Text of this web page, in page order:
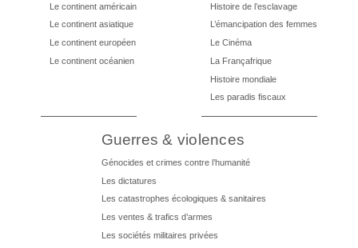
Le continent américain
Le continent asiatique
Le continent européen
Le continent océanien
Histoire de l’esclavage
L’émancipation des femmes
Le Cinéma
La Françafrique
Histoire mondiale
Les paradis fiscaux
Guerres & violences
Génocides et crimes contre l’humanité
Les dictatures
Les catastrophes écologiques & sanitaires
Les ventes & trafics d’armes
Les sociétés militaires privées